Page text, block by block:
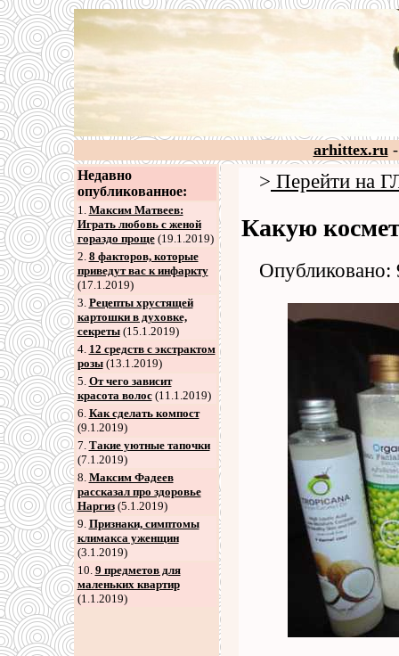
arhittex.ru-
Недавно
опубликованное:
1. Максим Матвеев:
Играть любовь с женой
гораздо проще(19.1.2019)
2. 8 факторов, которые
приведут вас к инфаркту
(17.1.2019)
3. Рецепты хрустящей
картошки в духовке,
секреты(15.1.2019)
4. 12 средств с экстрактом
розы(13.1.2019)
5. От чего зависит
красота волос(11.1.2019)
6. Как сделать компост
(9.1.2019)
7. Такие уютные тапочки
(7.1.2019)
8. Максим Фадеев
рассказал про здоровье
Наргиз(5.1.2019)
9. Признаки, симптомы
климакса уженщин
(3.1.2019)
10. 9 предметов для
маленьких квартир
(1.1.2019)
> Перейти на
Какую
Опубликовано: